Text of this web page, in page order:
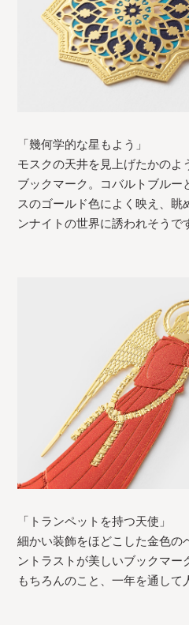
「幾何学的な星もよう」
モスクの天井を見上げたかのよ
ブックマーク。コバルトブルー
スのゴールド色によく映え、眺
ンナイトの世界に誘われそうで
「トランペットを持つ天使」
細かい装飾をほどこした金色の
ントラストが美しいブックマー
もちろんのこと、一年を通して